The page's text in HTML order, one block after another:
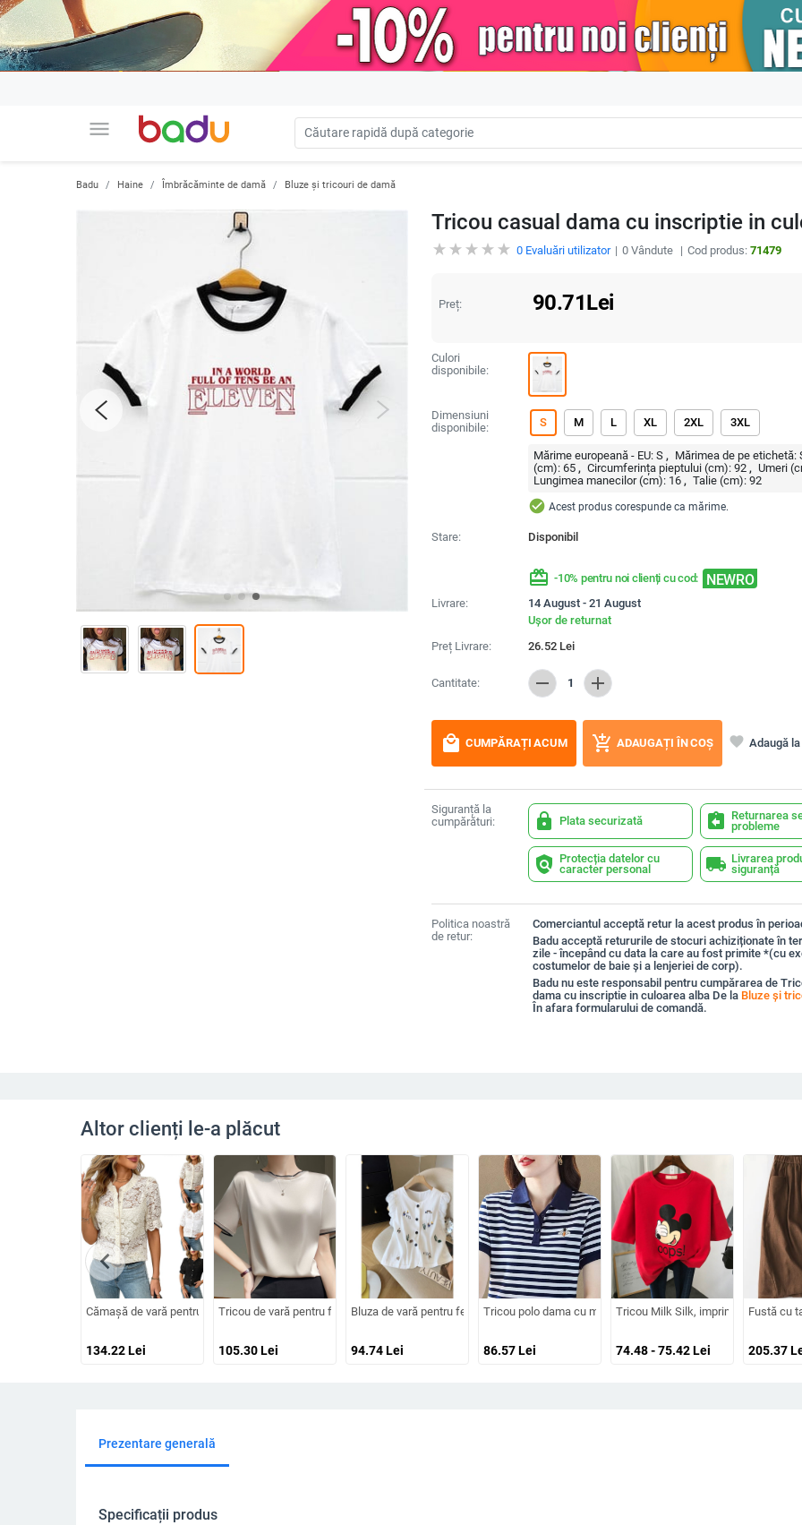
menu
Badu Haine Îmbrăcăminte de damă Bluze și tricouri de damă
Tricou casual dama cu inscriptie in
0Evaluări utilizator 0Vândute Cod produs: 71479
Preț: 90.71Lei
Culori
disponibile:
Dimensiuni
disponibile:
S M L XL 2XL 3XL
Mărime europeană - EU: S Mărimea de pe etichetă:
(cm): 65 Circumferința pieptului (cm): 92 Umeri
Lungimea manecilor (cm): 16 Talie (cm): 92
check_circle Acest produs corespunde ca mărime.
Stare: Disponibil
redeem -10% pentru noi clienți cu cod: NEWRO
Livrare:
14 August - 21 August
Ușor de returnat
Preț Livrare:
26.52Lei
Cantitate: remove 1 add
local_mall CUMPĂRAȚI ACUM add_shopping_cart ADAUGAȚI ÎN COȘ favorite Adaugă
Siguranță la
cumpărături:
lock Plata securizată assignment_return Returnarea
probleme
policy Protecția datelor cu
caracter personal
local_shipping Livrarea
siguranță
Politica noastră
de retur:
Comerciantul acceptă retur la acest produs în
Badu acceptă retururile de stocuri achiziționate în
zile - începând cu data la care au fost primite *(cu
costumelor de baie și a lenjeriei de corp).
Badu nu este responsabil pentru cumpărarea de
dama cu inscriptie in culoarea alba De la Bluze și
În afara formularului de comandă.
Altor clienți le-a plăcut
Cămașă de vară pentru femei, din dantelă, mâneci scurte, nasturi, imprimeu floral, croială lejeră, guler rotund, din bumbac-poliester
134.22Lei
Tricou de vară pentru femei cu mânecă scurtă, din mătase, cu guler rotund și organza, cu bază de satin și acid
105.30Lei
Bluza de vară pentru femei, mărime plus, din in și bumbac, cu mâneci bufante și
94.74Lei
Tricou polo dama cu mâneci scurte, vară 2023, croială lejeră,
86.57Lei
Tricou Milk Silk, imprimeu cu
74.48 - 75.42Lei
Fustă cu
205.37
chevron_left
Prezentare generală
Specificații produs